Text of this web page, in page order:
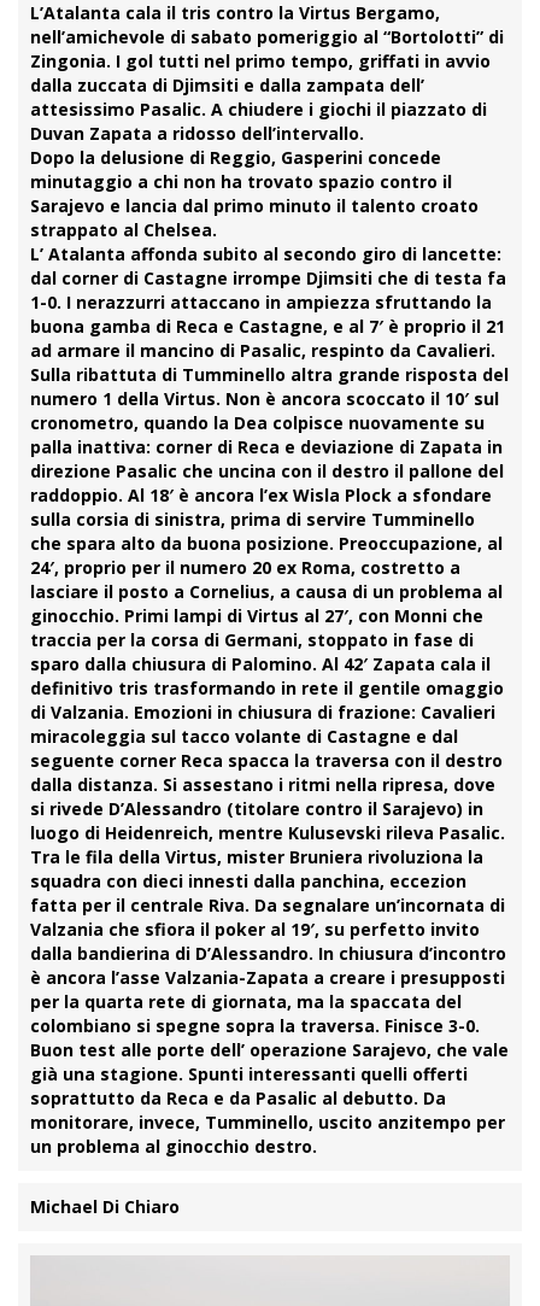
L’Atalanta cala il tris contro la Virtus Bergamo,
nell’amichevole di sabato pomeriggio al “Bortolotti” di
Zingonia. I gol tutti nel primo tempo, griffati in avvio
dalla zuccata di Djimsiti e dalla zampata dell’
attesissimo Pasalic. A chiudere i giochi il piazzato di
Duvan Zapata a ridosso dell’intervallo.
Dopo la delusione di Reggio, Gasperini concede
minutaggio a chi non ha trovato spazio contro il
Sarajevo e lancia dal primo minuto il talento croato
strappato al Chelsea.
L’ Atalanta affonda subito al secondo giro di lancette:
dal corner di Castagne irrompe Djimsiti che di testa fa
1-0. I nerazzurri attaccano in ampiezza sfruttando la
buona gamba di Reca e Castagne, e al 7′ è proprio il 21
ad armare il mancino di Pasalic, respinto da Cavalieri.
Sulla ribattuta di Tumminello altra grande risposta del
numero 1 della Virtus. Non è ancora scoccato il 10′ sul
cronometro, quando la Dea colpisce nuovamente su
palla inattiva: corner di Reca e deviazione di Zapata in
direzione Pasalic che uncina con il destro il pallone del
raddoppio. Al 18′ è ancora l’ex Wisla Plock a sfondare
sulla corsia di sinistra, prima di servire Tumminello
che spara alto da buona posizione. Preoccupazione, al
24′, proprio per il numero 20 ex Roma, costretto a
lasciare il posto a Cornelius, a causa di un problema al
ginocchio. Primi lampi di Virtus al 27′, con Monni che
traccia per la corsa di Germani, stoppato in fase di
sparo dalla chiusura di Palomino. Al 42′ Zapata cala il
definitivo tris trasformando in rete il gentile omaggio
di Valzania. Emozioni in chiusura di frazione: Cavalieri
miracoleggia sul tacco volante di Castagne e dal
seguente corner Reca spacca la traversa con il destro
dalla distanza. Si assestano i ritmi nella ripresa, dove
si rivede D’Alessandro (titolare contro il Sarajevo) in
luogo di Heidenreich, mentre Kulusevski rileva Pasalic.
Tra le fila della Virtus, mister Bruniera rivoluziona la
squadra con dieci innesti dalla panchina, eccezion
fatta per il centrale Riva. Da segnalare un’incornata di
Valzania che sfiora il poker al 19′, su perfetto invito
dalla bandierina di D’Alessandro. In chiusura d’incontro
è ancora l’asse Valzania-Zapata a creare i presupposti
per la quarta rete di giornata, ma la spaccata del
colombiano si spegne sopra la traversa. Finisce 3-0.
Buon test alle porte dell’ operazione Sarajevo, che vale
già una stagione. Spunti interessanti quelli offerti
soprattutto da Reca e da Pasalic al debutto. Da
monitorare, invece, Tumminello, uscito anzitempo per
un problema al ginocchio destro.
Michael Di Chiaro